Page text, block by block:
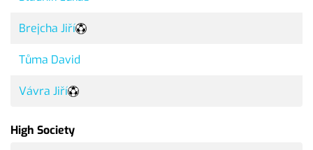
Brejcha Jiří
Tůma David
Vávra Jiří
High Society